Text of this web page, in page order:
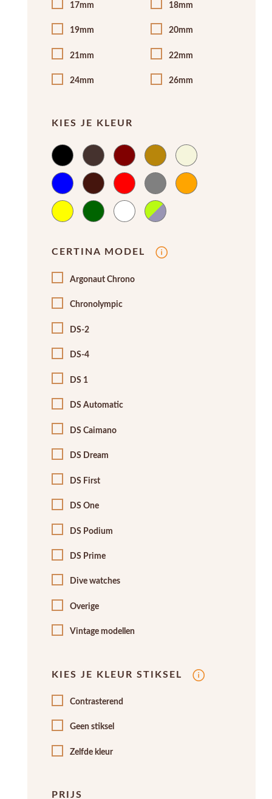
17mm 18mm
19mm 20mm
21mm 22mm
24mm 26mm
KIES JE KLEUR
CERTINA MODEL
Argonaut Chrono
Chronolympic
DS-2
DS-4
DS 1
DS Automatic
DS Caimano
DS Dream
DS First
DS One
DS Podium
DS Prime
Dive watches
Overige
Vintage modellen
KIES JE KLEUR STIKSEL
Contrasterend
Geen stiksel
Zelfde kleur
PRIJS